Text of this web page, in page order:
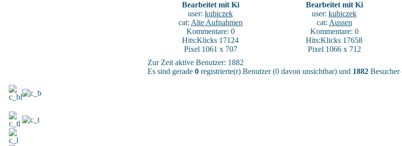
Bearbeitet mit Ki
user: kubiczek
cat: Alte Aufnahmen
Kommentare: 0
Hits:Klicks 17124
Pixel 1061 x 707
Bearbeitet mit Ki
user: kubiczek
cat: Aussen
Kommentare: 0
Hits:Klicks 17658
Pixel 1066 x 712
Zur Zeit aktive Benutzer: 1882
Es sind gerade 0 registrierte(r) Benutzer (0 davon unsichtbar) und 1882 Besucher